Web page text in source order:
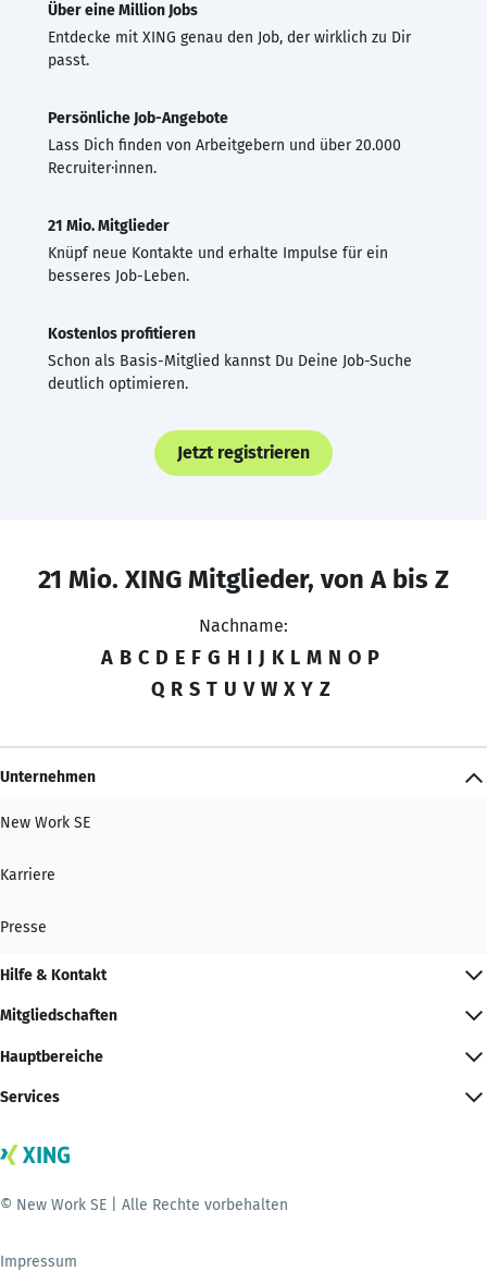
Über eine Million Jobs
Entdecke mit XING genau den Job, der wirklich zu Dir
passt.
Persönliche Job-Angebote
Lass Dich finden von Arbeitgebern und über 20.000
Recruiter·innen.
21 Mio. Mitglieder
Knüpf neue Kontakte und erhalte Impulse für ein
besseres Job-Leben.
Kostenlos profitieren
Schon als Basis-Mitglied kannst Du Deine Job-Suche
deutlich optimieren.
Jetzt registrieren
21 Mio. XING Mitglieder, von A bis Z
Nachname:
A B C D E F G H I J K L M N O P
Q R S T U V W X Y Z
Unternehmen
New Work SE
Karriere
Presse
Hilfe & Kontakt
Mitgliedschaften
Hauptbereiche
Services
© New Work SE | Alle Rechte vorbehalten
Impressum